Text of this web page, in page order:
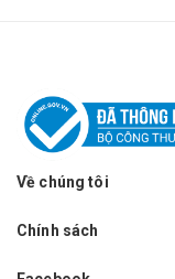
Về chúng tôi
Chính sách